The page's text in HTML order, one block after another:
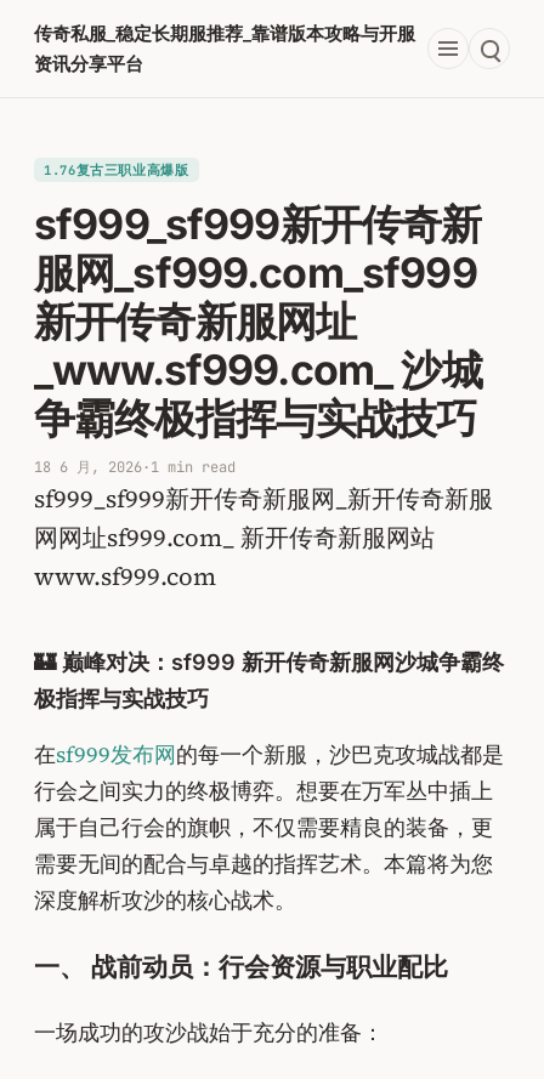
内
传奇私服_稳定长期服推荐_靠谱版本攻略与开服
资讯分享平台
1.76复古三职业高爆版
sf999_sf999新开传奇新
服网_sf999.com_sf999
新开传奇新服网址
_www.sf999.com_ 沙城
争霸终极指挥与实战技巧
18 6 月, 2026·1 min read
sf999_sf999新开传奇新服网_新开传奇新服
网网址sf999.com_ 新开传奇新服网站
www.sf999.com
🏰 巅峰对决：sf999 新开传奇新服网沙城争霸终
极指挥与实战技巧
在sf999发布网的每一个新服，沙巴克攻城战都是
行会之间实力的终极博弈。想要在万军丛中插上
属于自己行会的旗帜，不仅需要精良的装备，更
需要无间的配合与卓越的指挥艺术。本篇将为您
深度解析攻沙的核心战术。
一、 战前动员：行会资源与职业配比
一场成功的攻沙战始于充分的准备：